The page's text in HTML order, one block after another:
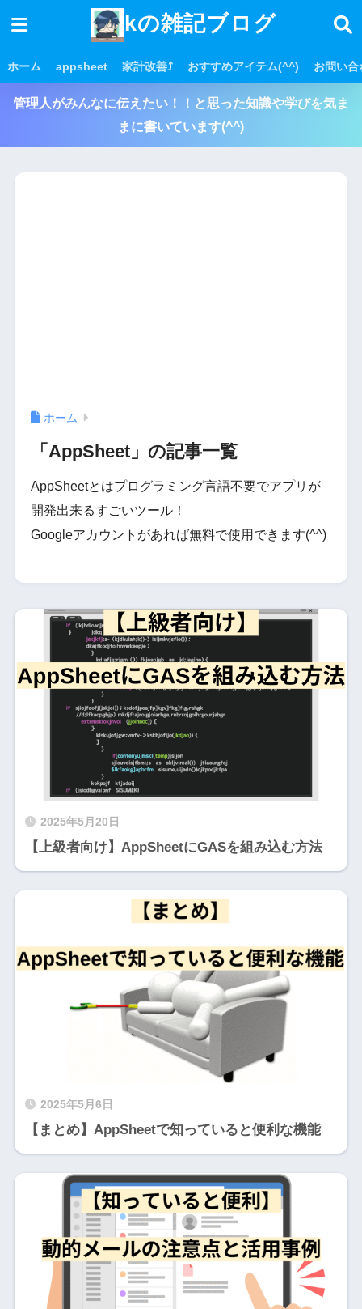
kの雑記ブログ
ホーム appsheet 家計改善⤴ おすすめアイテム(^^) お問い合
管理人がみんなに伝えたい！！と思った知識や学びを気ま
まに書いています(^^)
ホーム
「AppSheet」の記事一覧
AppSheetとはプログラミング言語不要でアプリが
開発出来るすごいツール！
Googleアカウントがあれば無料で使用できます(^^)
2025年5月20日
【上級者向け】AppSheetにGASを組み込む方法
2025年5月6日
【まとめ】AppSheetで知っていると便利な機能